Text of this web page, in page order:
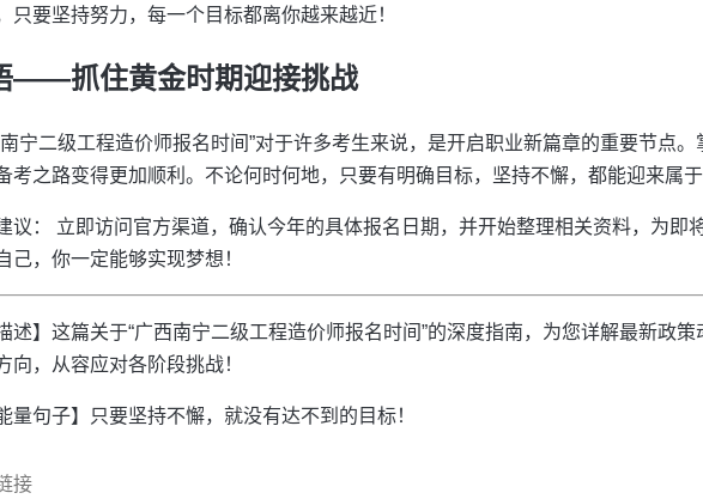
只要坚持努力，每一个目标都离你越来越近！
——抓住黄金时期迎接挑战
南宁二级工程造价师报名时间”对于许多考生来说，是开启职业新篇章的重要节点
考之路变得更加顺利。不论何时何地，只要有明确目标，坚持不懈，都能迎来属于
议： 立即访问官方渠道，确认今年的具体报名日期，并开始整理相关资料，为即
己，你一定能够实现梦想！
述】这篇关于“广西南宁二级工程造价师报名时间”的深度指南，为您详解最新政
向，从容应对各阶段挑战！
量句子】只要坚持不懈，就没有达不到的目标！
接